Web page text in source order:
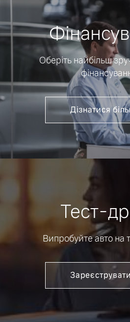
Оберіть найбільш
Дізнатися
Тест-
Випробуйте авто на